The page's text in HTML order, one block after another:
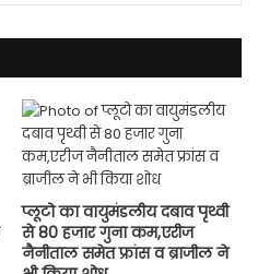
प्लूटो का वायुमंडलीय दबाव पृथ्वी
से 80 हजार गुना कम,एरीज
नैनीताल समेत फ्रांस व ब्राजील ने